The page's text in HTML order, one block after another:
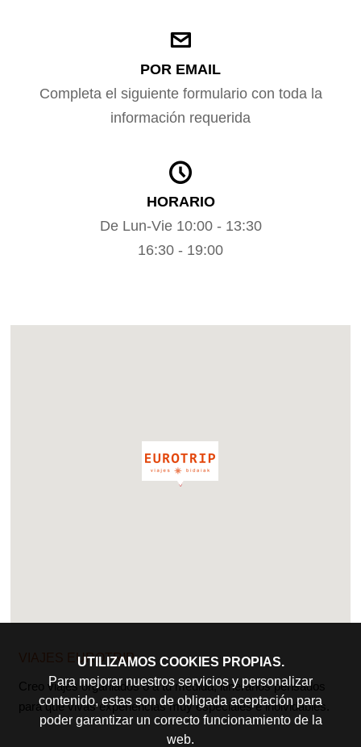
UTILIZAMOS COOKIES PROPIAS.
Para mejorar nuestros servicios y personalizar
contenido, estas son de obligada aceptación para
poder garantizar un correcto funcionamiento de la
web.
POR EMAIL
Completa el siguiente formulario con toda la
información requerida
HORARIO
De Lun-Vie 10:00 - 13:30
16:30 - 19:00
VIAJES EUROTRIP
Creo viajes organiados o a tu medida, itinerarios pensados
para que vivas experiencias muy especiales e inolvidables.